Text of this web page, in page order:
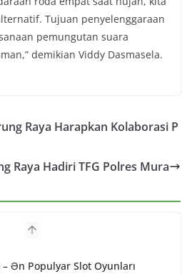
Tujuan penyelenggaraan
pemungutan suara
demikian Viddy Dasmasela.
Raya Harapkan Kolaborasi P
Raya Hadiri TFG Polres Mura
Ən Populyar Slot Oyunları